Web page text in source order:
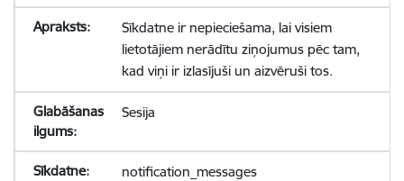
Sīkdatne ir nepieciešama, lai visiem
lietotājiem nerādītu ziņojumus pēc tam,
kad viņi ir izlasījuši un aizvēruši tos.
Sesija
notification_messages